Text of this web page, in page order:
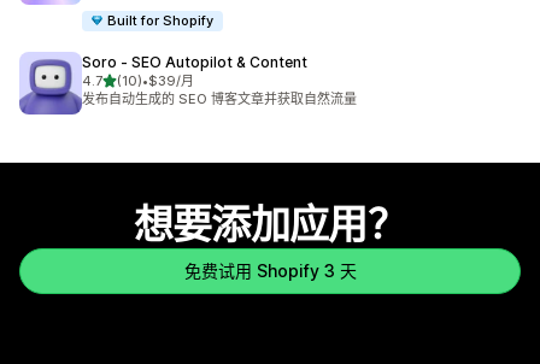
Built for Shopify
Soro ‑ SEO Autopilot & Content
4.7星（满分 5 星）
(10)
总共 10 条评论
•$39/月
发布自动生成的 SEO 博客文章并获取自然流量
想要添加应用？
免费试用 Shopify 3 天